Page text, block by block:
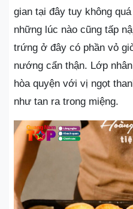
gian tại đây tuy không
những lúc nào cũng tấp
trứng ở đây có phần vỏ
nướng cẩn thận. Lớp
hòa quyện với vị ngọt
như tan ra trong miệng.